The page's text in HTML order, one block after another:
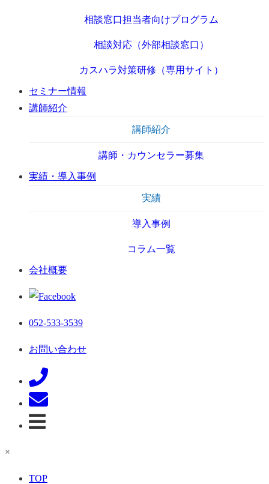
相談窓口担当者向けプログラム
相談対応（外部相談窓口）
カスハラ対策研修（専用サイト）
セミナー情報
講師紹介
講師紹介
講師・カウンセラー募集
実績・導入事例
実績
導入事例
コラム一覧
会社概要
052-533-3539
お問い合わせ
×
TOP